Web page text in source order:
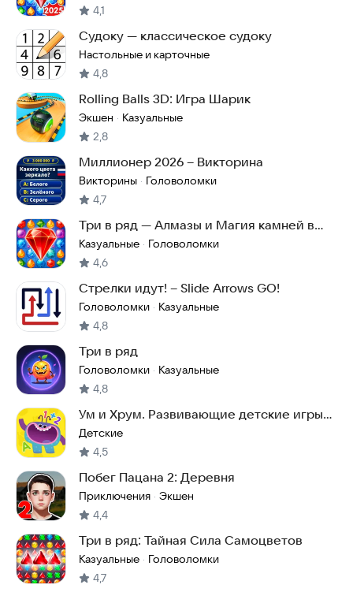
4,1
Судоку — классическое судоку
Настольные и карточные
4,8
Rolling Balls 3D: Игра Шарик
Экшен · Казуальные
2,8
Миллионер 2026 – Викторина
Викторины · Головоломки
4,7
Три в ряд — Алмазы и Магия камней в
лесу
Казуальные · Головоломки
4,6
Стрелки идут! – Slide Arrows GO!
Головоломки · Казуальные
4,8
Три в ряд
Головоломки · Казуальные
4,8
Ум и Хрум. Развивающие детские игры
от 2 лет
Детские
4,5
Побег Пацана 2: Деревня
Приключения · Экшен
4,4
Три в ряд: Тайная Сила Самоцветов
Казуальные · Головоломки
4,7